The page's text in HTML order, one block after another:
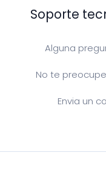
Soporte
Alguna
No te
Envia un